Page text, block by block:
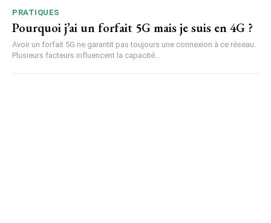
PRATIQUES
Pourquoi j’ai un forfait 5G mais je suis en 4G ?
Avoir un forfait 5G ne garantit pas toujours une connexion à ce réseau.
Plusieurs facteurs influencent la capacité...